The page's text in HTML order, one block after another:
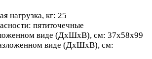
нагрузка, кг: 25
пятиточечные
виде (ДxШxВ), см: 37х58х99
виде (ДxШxВ), см: